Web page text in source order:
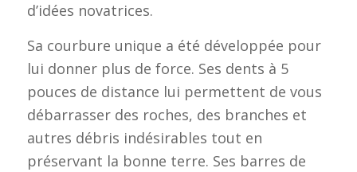
d’idées novatrices.
Sa courbure unique a été développée pour
lui donner plus de force. Ses dents à 5
pouces de distance lui permettent de vous
débarrasser des roches, des branches et
autres débris indésirables tout en
préservant la bonne terre. Ses barres de